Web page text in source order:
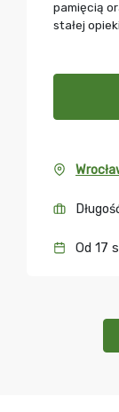
Od 17
pamięcią
stałej